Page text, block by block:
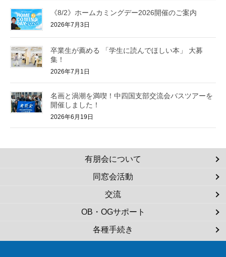
《8/2》ホームカミングデー2026開催のご案内
2026年7月3日
卒業生が薦める 「学生に読んでほしい本」 大募
集！
2026年7月1日
名画と渦潮を満喫！中四国支部交流会バスツアーを
開催しました！
2026年6月19日
有朋会について
同窓会活動
交流
OB・OGサポート
各種手続き